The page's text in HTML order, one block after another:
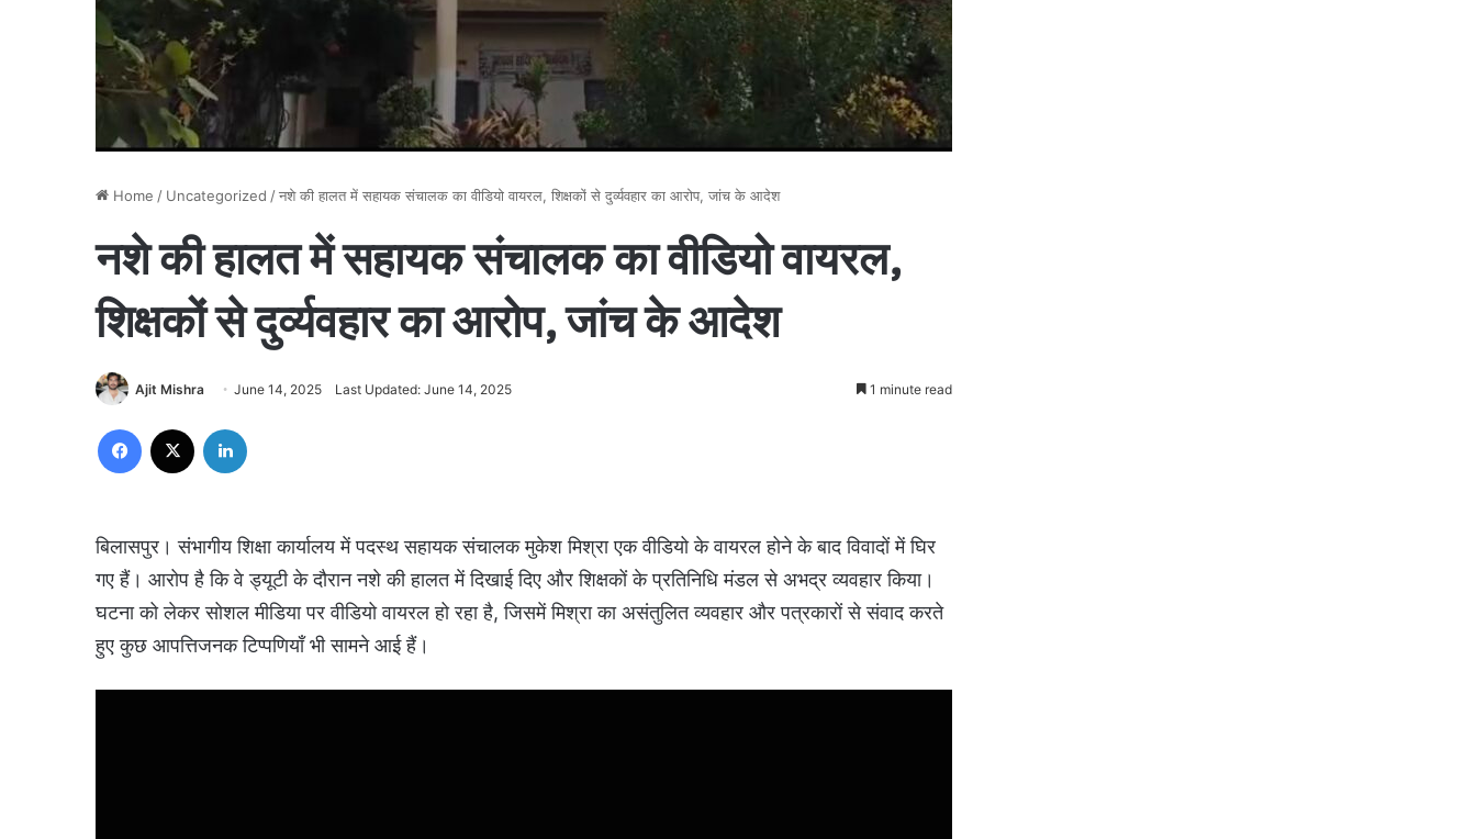
Home / Uncategorized /नशे की हालत में सहायक संचालक का वीडियो वायरल, शिक्षकों से दुर्व्यवहार का आरोप, जांच के आदेश
नशे की हालत में सहायक संचालक का वीडियो वायरल,
शिक्षकों से दुर्व्यवहार का आरोप, जांच के आदेश
Ajit Mishra June 14, 2025 Last Updated: June 14, 2025 1 minute read
Facebook
बिलासपुर। संभागीय शिक्षा कार्यालय में पदस्थ सहायक संचालक मुकेश मिश्रा एक वीडियो के वायरल होने के बाद विवादों में घिर
गए हैं। आरोप है कि वे ड्यूटी के दौरान नशे की हालत में दिखाई दिए और शिक्षकों के प्रतिनिधि मंडल से अभद्र व्यवहार किया।
घटना को लेकर सोशल मीडिया पर वीडियो वायरल हो रहा है, जिसमें मिश्रा का असंतुलित व्यवहार और पत्रकारों से संवाद करते
हुए कुछ आपत्तिजनक टिप्पणियाँ भी सामने आई हैं।